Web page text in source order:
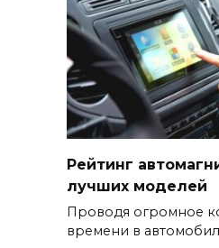
Рейтинг
лучших моделей
Проводя огромное
времени в